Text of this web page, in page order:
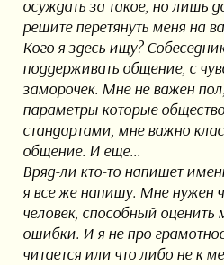
осуждать за такое, но лишь
решите перетянуть меня на
Кого я здесь ищу?
поддерживать общение, с
заморочек. Мне не важен
параметры которые
стандартами, мне важно
общение. И ещё...
Вряд-ли кто-то напишет
я все же напишу. Мне нужен
человек, способный оценить
ошибки. И я не про
читается или что либо не к